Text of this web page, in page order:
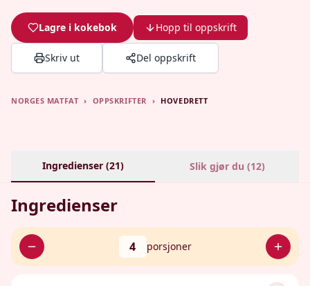
Lagre i kokebok Hopp til oppskrift
Skriv ut Del oppskrift
NORGES MATFAT › OPPSKRIFTER › HOVEDRETT
Ingredienser (21) Slik gjør du (12)
Ingredienser
4 porsjoner